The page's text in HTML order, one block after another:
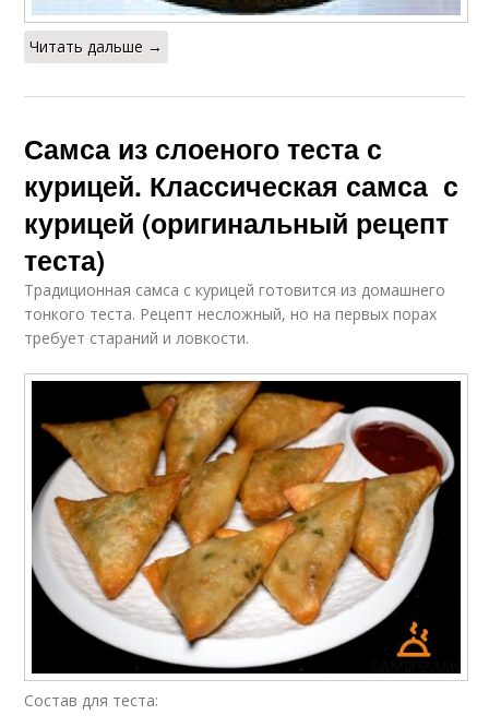
Читать дальше →
Самса из слоеного теста с
курицей. Классическая самса с
курицей (оригинальный рецепт
теста)
Традиционная самса с курицей готовится из домашнего
тонкого теста. Рецепт несложный, но на первых порах
требует стараний и ловкости.
Состав для теста: